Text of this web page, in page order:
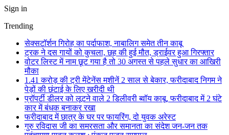
Sign in
Trending
सेक्सटॉर्शन गिरोह का पर्दाफाश, नाबालिग समेत तीन काबू
ट्रक ने दस गायों को कुचला, छह की हुई मौत, ड्राईवर हुआ गिरफ्तार
वोटर लिस्ट में नाम छूट गया है तो 30 अगस्त से पहले सुधार का आखिरी
मौका
1.41 करोड़ की ट्री मेंटेनेंस मशीनें 2 साल से बेकार, फरीदाबाद निगम ने
पेड़ों की छंटाई के लिए खरीदी थी
प्रॉपर्टी डीलर को लूटने वाले 2 डिलीवरी ब्वॉय काबू, फरीदाबाद में 2 घंटे
कार में बंधक बनाकर रखा
फरीदाबाद में छात्र के घर पर फायरिंग, दो युवक अरेस्ट
गुरु रविदास जी का समरसता और समानता का संदेश जन-जन तक